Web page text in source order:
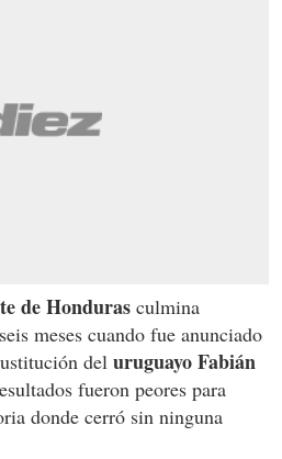
de Honduras culmina
meses cuando fue anunciado
del uruguayo Fabián
fueron peores para
donde cerró sin ninguna